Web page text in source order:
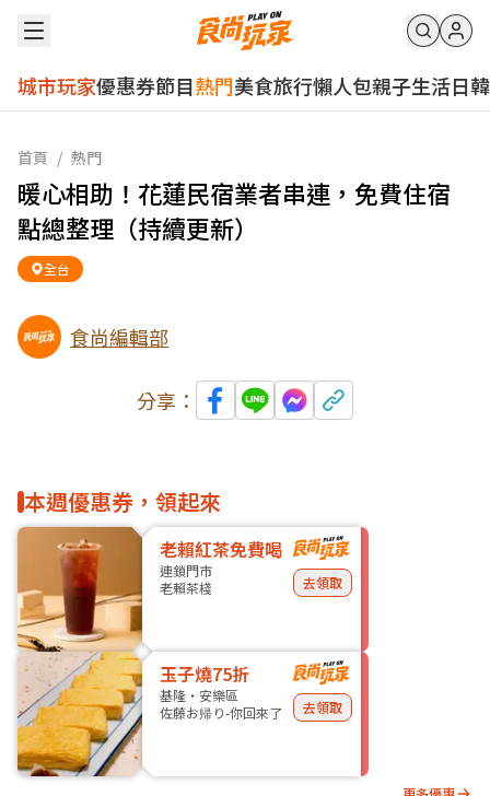
城市玩家優惠券節目熱門美食旅行懶人包親子生活日韓
首頁 / 熱門
暖心相助！花蓮民宿業者串連，免費住宿
點總整理（持續更新）
全台
食尚編輯部
分享：
本週優惠券，領起來
老賴紅茶免費喝
連鎖門市
老賴茶棧
去領取
玉子燒75折
基隆・安樂區
佐藤お帰り-你回來了
去領取